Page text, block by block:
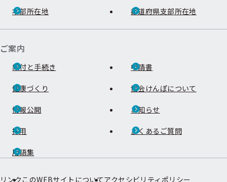
本部所在地 都道府県支部所在地
ご案内
給付と手続き 申請書
健康づくり 協会けんぽについて
情報公開 お知らせ
採用 よくあるご質問
用語集
リンク このWEBサイトについてアクセシビリティポリシー